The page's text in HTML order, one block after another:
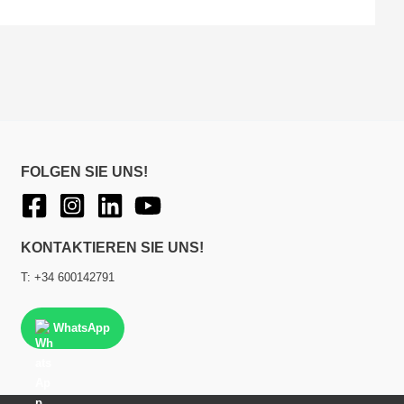
FOLGEN SIE UNS!
KONTAKTIEREN SIE UNS!
T: +34 600142791
WhatsApp